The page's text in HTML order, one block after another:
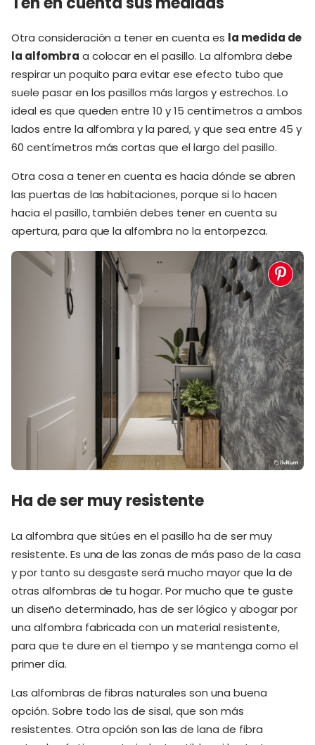
Otra consideración a tener en cuenta es la medida de
la alfombra a colocar en el pasillo. La alfombra debe
respirar un poquito para evitar ese efecto tubo que
suele pasar en los pasillos más largos y estrechos. Lo
ideal es que queden entre 10 y 15 centímetros a ambos
lados entre la alfombra y la pared, y que sea entre 45 y
60 centímetros más cortas que el largo del pasillo.
Otra cosa a tener en cuenta es hacia dónde se abren
las puertas de las habitaciones, porque si lo hacen
hacia el pasillo, también debes tener en cuenta su
apertura, para que la alfombra no la entorpezca.
Ha de ser muy resistente
La alfombra que sitúes en el pasillo ha de ser muy
resistente. Es una de las zonas de más paso de la casa
y por tanto su desgaste será mucho mayor que la de
otras alfombras de tu hogar. Por mucho que te guste
un diseño determinado, has de ser lógico y abogar por
una alfombra fabricada con un material resistente,
para que te dure en el tiempo y se mantenga como el
primer día.
Las alfombras de fibras naturales son una buena
opción. Sobre todo las de sisal, que son más
resistentes. Otra opción son las de lana de fibra